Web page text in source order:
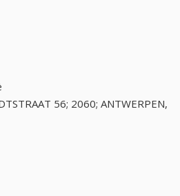
56; 2060; ANTWERPEN,